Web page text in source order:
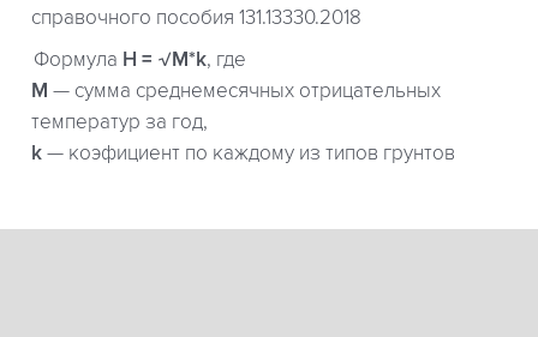
справочного пособия 131.13330.2018
Формула H = √M*k, где
М — сумма среднемесячных отрицательных
температур за год,
k — коэфициент по каждому из типов грунтов